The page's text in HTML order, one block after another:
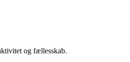
og fællesskab.